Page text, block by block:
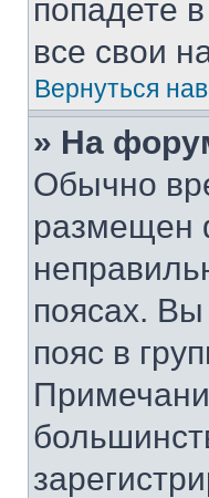
попадете
все свои
Вернуться
» На
Обычно
размещен
поясах.
пояс в